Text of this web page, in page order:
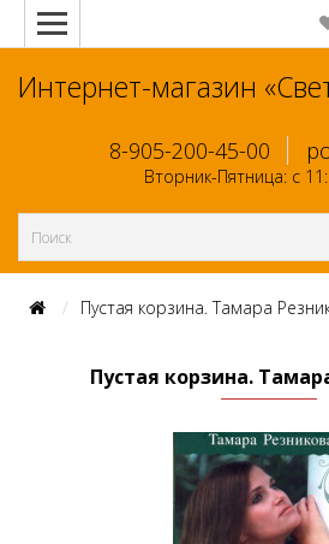
Интернет-магазин
8-905-200-45-00
Вторник-Пятница: с
Пустая корзина. Тамара
Пустая корзина.